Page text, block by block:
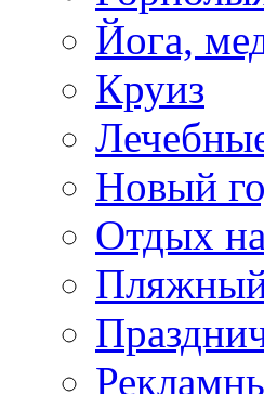
Йога,
Круиз
Новый
Отдых